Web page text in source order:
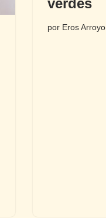
verdes
por Eros Arroyo